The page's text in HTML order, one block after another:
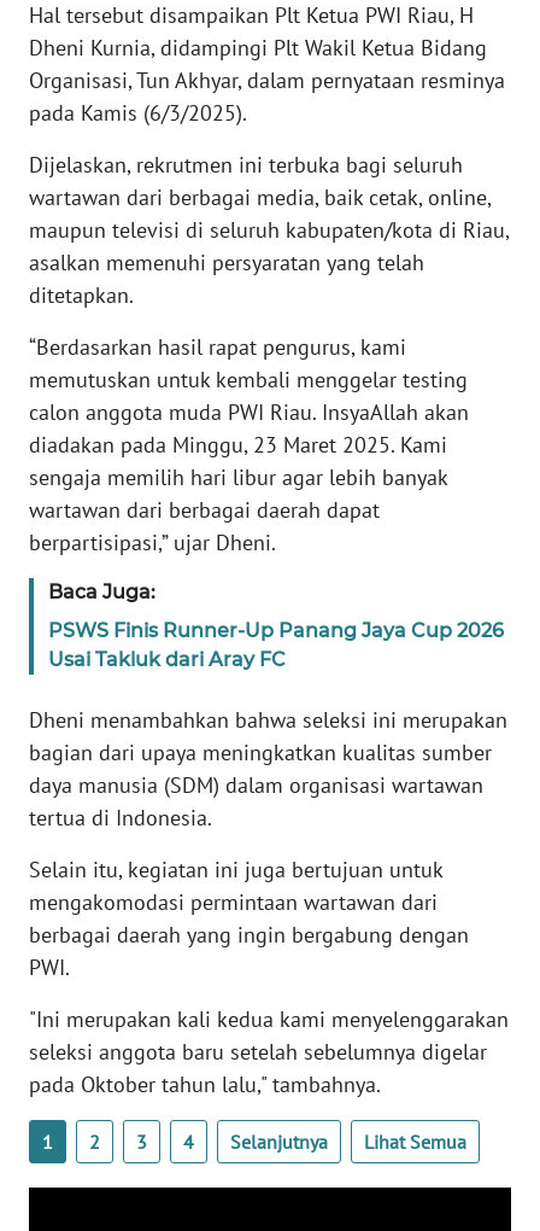
Hal tersebut disampaikan Plt Ketua PWI Riau, H
Dheni Kurnia, didampingi Plt Wakil Ketua Bidang
Organisasi, Tun Akhyar, dalam pernyataan resminya
pada Kamis (6/3/2025).
Dijelaskan, rekrutmen ini terbuka bagi seluruh
wartawan dari berbagai media, baik cetak, online,
maupun televisi di seluruh kabupaten/kota di Riau,
asalkan memenuhi persyaratan yang telah
ditetapkan.
“Berdasarkan hasil rapat pengurus, kami
memutuskan untuk kembali menggelar testing
calon anggota muda PWI Riau. InsyaAllah akan
diadakan pada Minggu, 23 Maret 2025. Kami
sengaja memilih hari libur agar lebih banyak
wartawan dari berbagai daerah dapat
berpartisipasi,” ujar Dheni.
Baca Juga:
PSWS Finis Runner-Up Panang Jaya Cup 2026
Usai Takluk dari Aray FC
Dheni menambahkan bahwa seleksi ini merupakan
bagian dari upaya meningkatkan kualitas sumber
daya manusia (SDM) dalam organisasi wartawan
tertua di Indonesia.
Selain itu, kegiatan ini juga bertujuan untuk
mengakomodasi permintaan wartawan dari
berbagai daerah yang ingin bergabung dengan
PWI.
"Ini merupakan kali kedua kami menyelenggarakan
seleksi anggota baru setelah sebelumnya digelar
pada Oktober tahun lalu," tambahnya.
1 2 3 4 Selanjutnya Lihat Semua
PEDOMAN
MEDIA
SIBER
KARIR
DISCLAIMER
Wahana
News
Regional
WN
SUMUT
JAKARTA
WN
JABAR
WN
BANTEN
WN
NTT
KEPRI
WN
WN
PAPUA
BARAT